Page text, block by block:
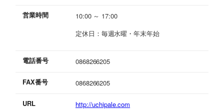
営業時間
10:00 ～ 17:00
定休日：毎週水曜・年末年始
電話番号 0868266205
FAX番号 0868266205
URL http://uchipale.com